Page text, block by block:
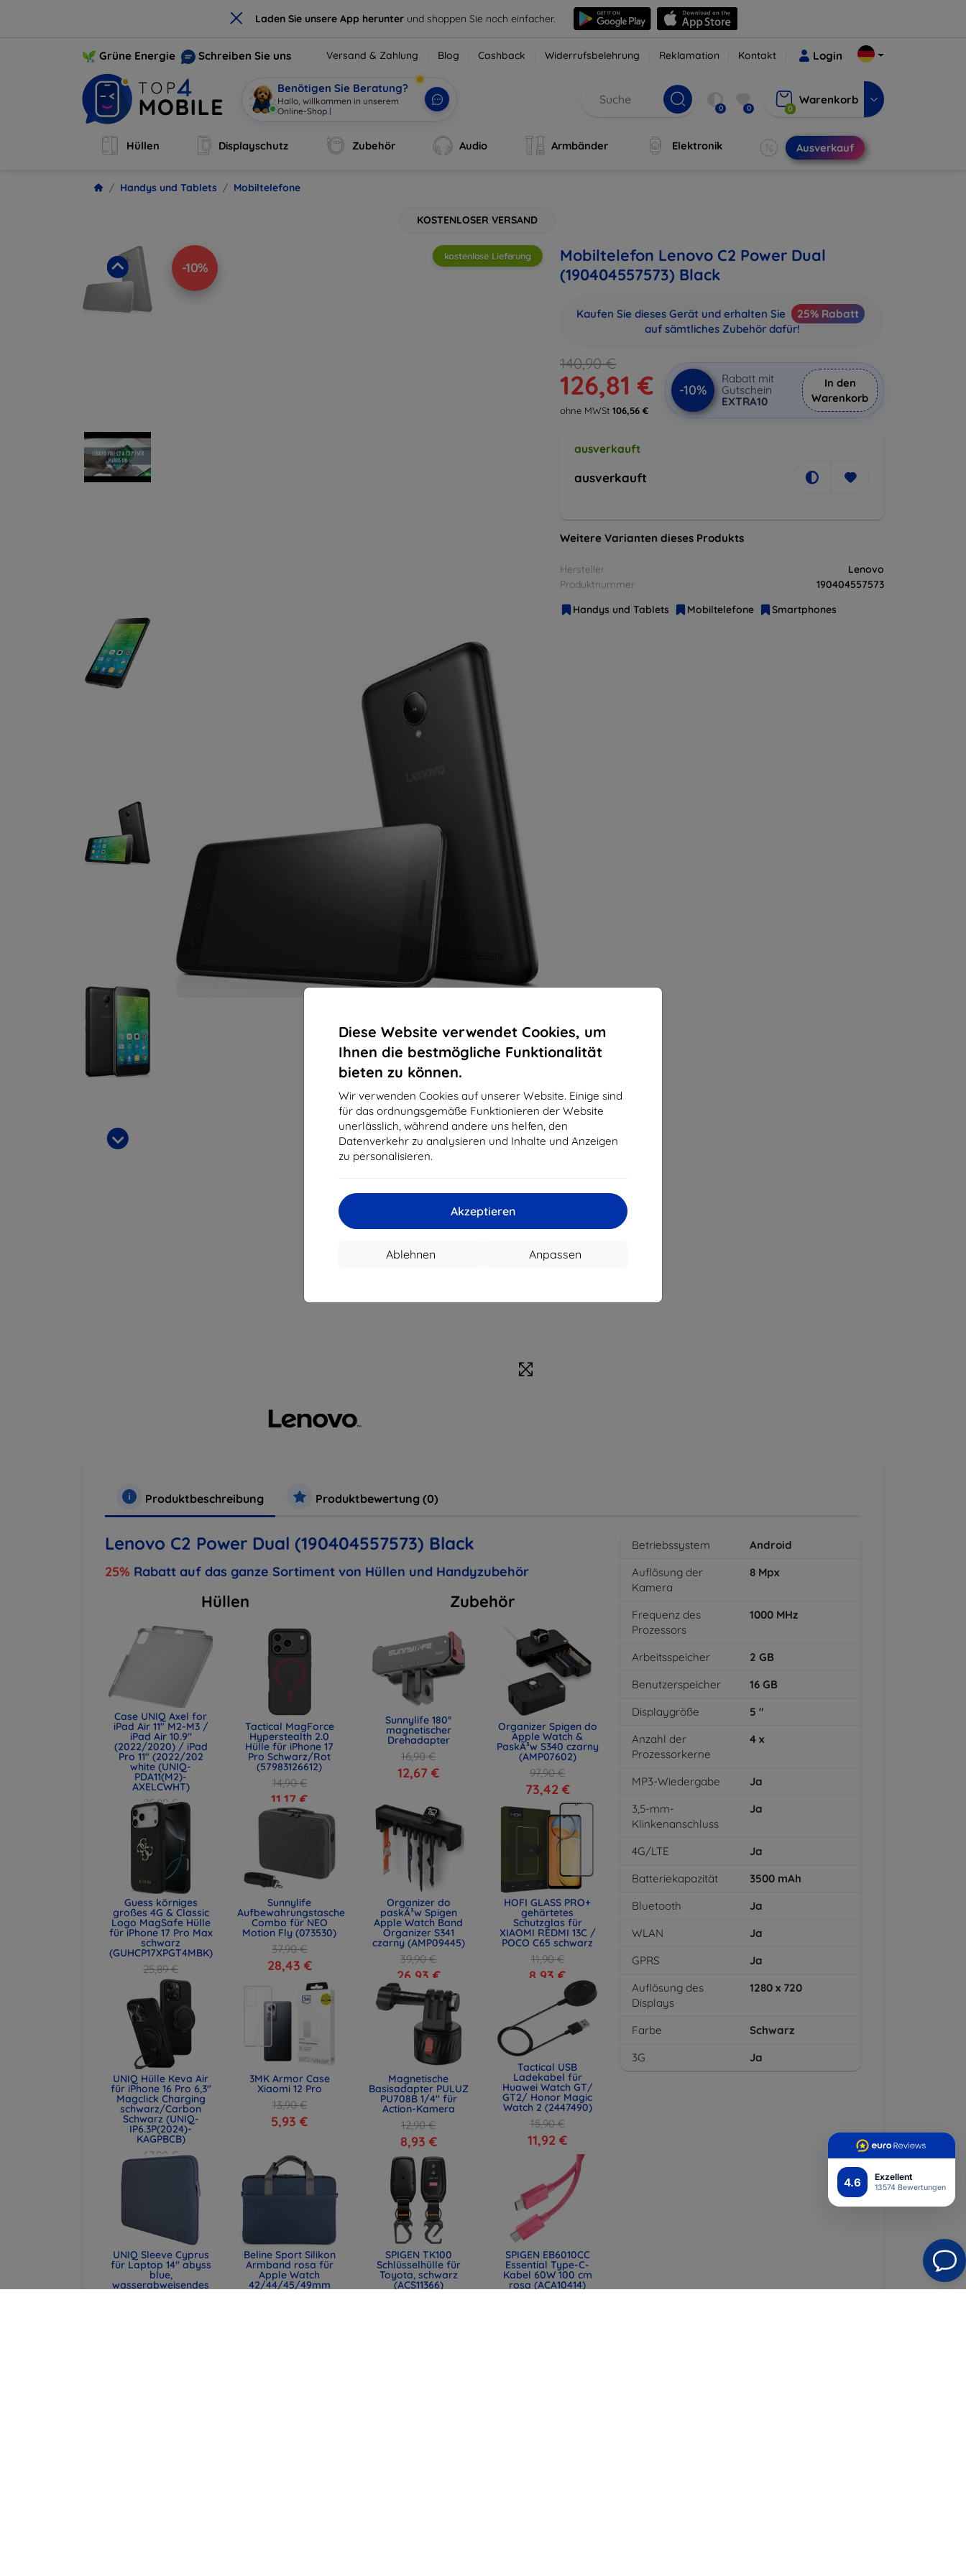
× Laden Sie unsere App herunter und shoppen Sie noch einfacher.
4.6 Exzellent
13574 Bewertungen
Diese Website verwendet Cookies, um
Ihnen die bestmögliche Funktionalität
bieten zu können.
Wir verwenden Cookies auf unserer Website. Einige sind
für das ordnungsgemäße Funktionieren der Website
unerlässlich, während andere uns helfen, den
Datenverkehr zu analysieren und Inhalte und Anzeigen
zu personalisieren.
Akzeptieren
Anpassen
Ablehnen
Grüne Energie Schreiben Sie uns Versand & Zahlung Blog Cashback Widerrufsbelehrung Reklamation Kontakt Login
Benötigen Sie Beratung?
| 0 0 0
Warenkorb
Hüllen Displayschutz Zubehör Audio Armbänder Elektronik Ausverkauf
Handys und Tablets Mobiltelefone
KOSTENLOSER VERSAND
-10%
kostenlose Lieferung
Mobiltelefon Lenovo C2 Power Dual
(190404557573) Black
Kaufen Sie dieses Gerät und erhalten Sie
25% Rabatt
auf sämtliches Zubehör dafür!
140,90 €
126,81 €
ohne MWSt 106,56 €
-10%
Rabatt mit
Gutschein
EXTRA10
In den
Warenkorb
ausverkauft
ausverkauft
Weitere Varianten dieses Produkts
Hersteller
Lenovo
Produktnummer
190404557573
Handys und Tablets
Mobiltelefone Smartphones
Produktbeschreibung Produktbewertung (0)
Lenovo C2 Power Dual (190404557573) Black
25% Rabatt auf das ganze Sortiment von Hüllen und Handyzubehör
Hüllen
Case UNIQ Axel for
iPad Air 11" M2-M3 /
iPad Air 10.9"
(2022/2020) / iPad
Pro 11" (2022/202
white (UNIQ-
PDA11(M2)-
AXELCWHT)
25,89 €
19,42 €
Tactical MagForce
Hyperstealth 2.0
Hülle für iPhone 17
Pro Schwarz/Rot
(57983126612)
14,90 €
11,17 €
Guess körniges
großes 4G & Classic
Logo MagSafe Hülle
für iPhone 17 Pro Max
schwarz
(GUHCP17XPGT4MBK)
25,89 €
19,42 €
Sunnylife
Aufbewahrungstasche
Combo für NEO
Motion Fly (073530)
37,90 €
28,43 €
UNIQ Hülle Keva Air
für iPhone 16 Pro 6,3"
Magclick Charging
schwarz/Carbon
Schwarz (UNIQ-
IP6.3P(2024)-
KAGPBCB)
67,90 €
3MK Armor Case
Xiaomi 12 Pro
13,90 €
5,93 €
UNIQ Sleeve Cyprus
für Laptop 14" abyss
blue,
wasserabweisendes
Beline Sport Silikon
Armband rosa für
Apple Watch
42/44/45/49mm
Zubehör
Sunnylife 180°
magnetischer
Drehadapter
16,90 €
12,67 €
Organizer Spigen do
Apple Watch &
PaskÃ³w S340 czarny
(AMP07602)
97,90 €
73,42 €
Organizer do
paskÃ³w Spigen
Apple Watch Band
Organizer S341
czarny (AMP09445)
39,90 €
26,93 €
HOFI GLASS PRO+
gehärtetes
Schutzglas für
XIAOMI REDMI 13C /
POCO C65 schwarz
11,90 €
8,93 €
Magnetische
Basisadapter PULUZ
PU708B 1/4" für
Action-Kamera
12,90 €
8,93 €
Tactical USB
Ladekabel für
Huawei Watch GT/
GT2/ Honor Magic
Watch 2 (2447490)
15,90 €
11,92 €
SPIGEN TK100
Schlüsselhülle für
Toyota, schwarz
(ACS11366)
SPIGEN EB6010CC
Essential Type-C-
Kabel 60W 100 cm
rosa (ACA10414)
Betriebssystem
Android
Auflösung der
Kamera
8 Mpx
Frequenz des
Prozessors
1000 MHz
Arbeitsspeicher 2 GB
Benutzerspeicher
16 GB
Displaygröße
5 "
Anzahl der
Prozessorkerne
4 x
MP3-Wiedergabe
Ja
3,5-mm-
Klinkenanschluss
Ja
4G/LTE
Ja
Batteriekapazität
3500 mAh
Bluetooth
Ja
WLAN
Ja
GPRS
Ja
Auflösung des
Displays
1280 x 720
Farbe
Schwarz
3G
Ja